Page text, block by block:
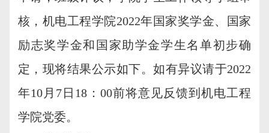
核，机电工程学院2022年国家奖学金、国家
励志奖学金和国家助学金学生名单初步确
定，现将结果公示如下。如有异议请于2022
年10月7日18：00前将意见反馈到机电工程
学院党委。